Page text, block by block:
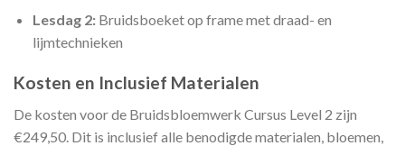
Lesdag 2:Bruidsboeket op frame met draad- en
lijmtechnieken
Kosten en Inclusief Materialen
De kosten voor de Bruidsbloemwerk Cursus Level 2 zijn
€249,50. Dit is inclusief alle benodigde materialen, bloemen,